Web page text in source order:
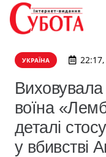
УКРАЇНА
воїна
деталі
у вбивстві